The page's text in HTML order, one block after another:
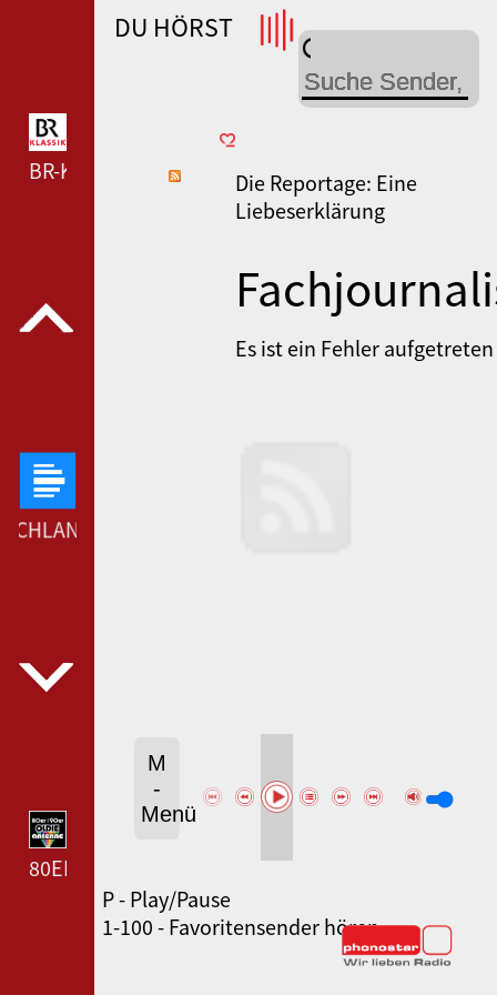
--- DEUTSCHLANDFUNK ---
80ER 90ER OLDIE ANTENNE --- 80ER 90ER OLDIE
SWR3 --- SWR3 ---
WDR 4 --- WDR 4 ---
BR-KLASSIK --- BR-KLASSIK ---
DU HÖRST
Die Reportage: Eine
Liebeserklärung
Podcast
Es ist ein Fehler aufgetreten
M
-
Menü
P - Play/Pause
1-100 - Favoritensender hören